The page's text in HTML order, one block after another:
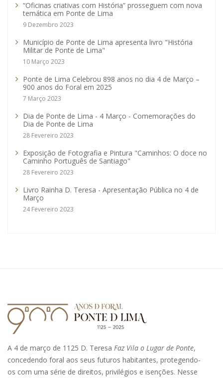
“Oficinas criativas com História” prosseguem com nova
temática em Ponte de Lima
9 Dezembro 2023
Município de Ponte de Lima apresenta livro "História
Militar de Ponte de Lima"
10 Março 2023
Ponte de Lima Celebrou 898 anos no dia 4 de Março –
900 anos do Foral em 2025
7 Março 2023
Dia de Ponte de Lima - 4 Março - Comemorações do
Dia de Ponte de Lima
28 Fevereiro 2023
Exposição de Fotografia e Pintura "Caminhos: O doce no
Caminho Português de Santiago"
28 Fevereiro 2023
Livro Rainha D. Teresa - Apresentação Pública no 4 de
Março
24 Fevereiro 2023
A 4 de março de 1125 D. Teresa Faz Vila o Lugar de Ponte,
concedendo foral aos seus futuros habitantes, protegendo-
os com uma série de direitos, privilégios e isenções. Nesse